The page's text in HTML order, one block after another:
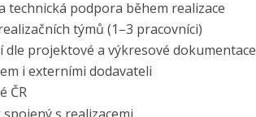
technická podpora během realizace
týmů (1–3 pracovníci)
projektové a výkresové dokumentace
i externími dodavateli
ČR